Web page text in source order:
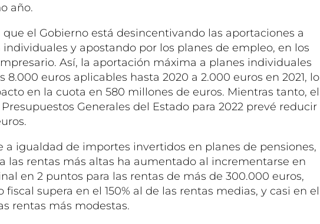
año.
el Gobierno está desincentivando las aportaciones a
y apostando por los planes de empleo, en los
Así, la aportación máxima a planes individuales
8.000 euros aplicables hasta 2020 a 2.000 euros en 2021, lo
en la cuota en 580 millones de euros. Mientras tanto, el
Generales del Estado para 2022 prevé reducir
a igualdad de importes invertidos en planes de pensiones,
las rentas más altas ha aumentado al incrementarse en
en 2 puntos para las rentas de más de 300.000 euros,
fiscal supera en el 150% al de las rentas medias, y casi en el
rentas más modestas.